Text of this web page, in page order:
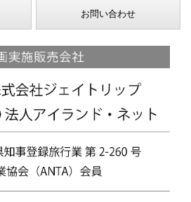
お問い合わせ